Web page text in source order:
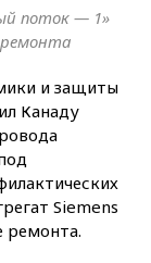
поток — 1»
ремонта
и защиты
Канаду
Siemens
ремонта.